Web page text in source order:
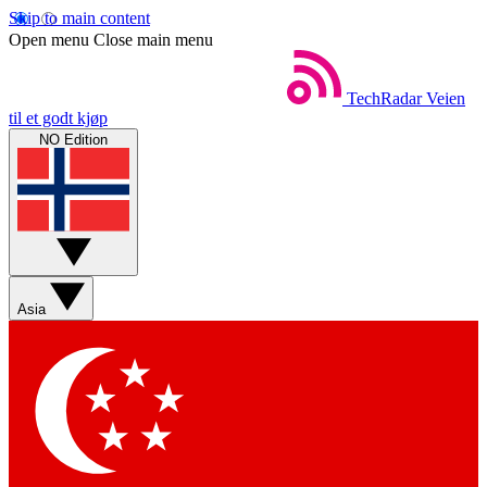
Skip to main content
Open menu Close main menu
TechRadar Veien
til et godt kjøp
NO Edition
Asia